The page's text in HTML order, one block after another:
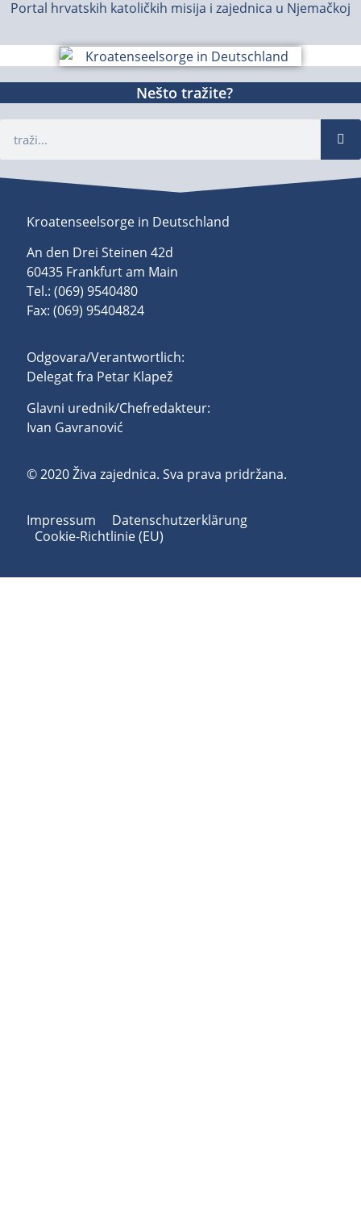
Portal hrvatskih katoličkih misija i zajednica u Njemačkoj
Nešto tražite?
Kroatenseelsorge in Deutschland
An den Drei Steinen 42d
60435 Frankfurt am Main
Tel.: (069) 9540480
Fax: (069) 95404824
Odgovara/Verantwortlich:
Delegat fra Petar Klapež
Glavni urednik/Chefredakteur:
Ivan Gavranović
© 2020 Živa zajednica. Sva prava pridržana.
Impressum
Datenschutzerklärung
Cookie-Richtlinie (EU)